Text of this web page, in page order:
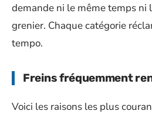
demande ni le même temps ni
grenier. Chaque catégorie
tempo.
Freins fréquemment
Voici les raisons les plus